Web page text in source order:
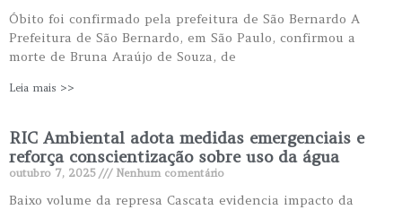
Óbito foi confirmado pela prefeitura de São Bernardo A
Prefeitura de São Bernardo, em São Paulo, confirmou a
morte de Bruna Araújo de Souza, de
Leia mais >>
RIC Ambiental adota medidas emergenciais e
reforça conscientização sobre uso da água
outubro 7, 2025 Nenhum comentário
Baixo volume da represa Cascata evidencia impacto da